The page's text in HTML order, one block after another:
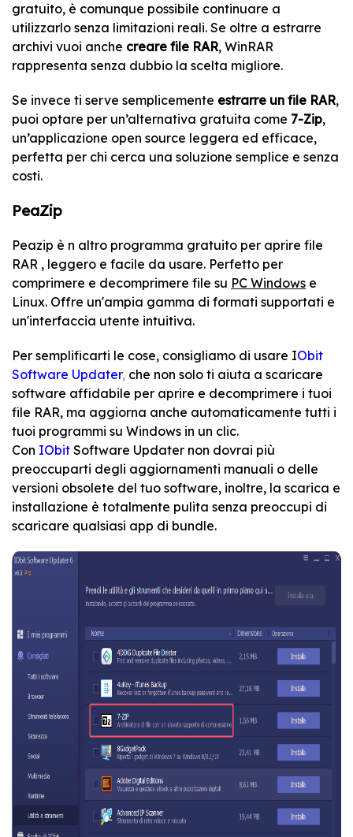
gratuito, è comunque possibile continuare a
utilizzarlo senza limitazioni reali. Se oltre a estrarre
archivi vuoi anche creare file RAR, WinRAR
rappresenta senza dubbio la scelta migliore.
Se invece ti serve semplicemente estrarre un file RAR,
puoi optare per un’alternativa gratuita come 7-Zip,
un’applicazione open source leggera ed efficace,
perfetta per chi cerca una soluzione semplice e senza
costi.
PeaZip
Peazip è n altro programma gratuito per aprire file
RAR , leggero e facile da usare. Perfetto per
comprimere e decomprimere file su PC Windows e
Linux. Offre un'ampia gamma di formati supportati e
un'interfaccia utente intuitiva.
Per semplificarti le cose, consigliamo di usare IObit
Software Updater, che non solo ti aiuta a scaricare
software affidabile per aprire e decomprimere i tuoi
file RAR, ma aggiorna anche automaticamente tutti i
tuoi programmi su Windows in un clic.
Con IObit Software Updater non dovrai più
preoccuparti degli aggiornamenti manuali o delle
versioni obsolete del tuo software, inoltre, la scarica e
installazione è totalmente pulita senza preoccupi di
scaricare qualsiasi app di bundle.